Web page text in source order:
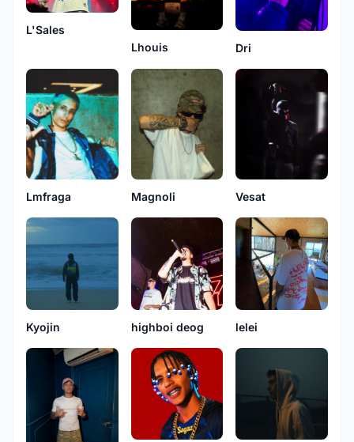
L'Sales
Lhouis
Dri
Lmfraga Magnoli Vesat
Kyojin highboi deog lelei